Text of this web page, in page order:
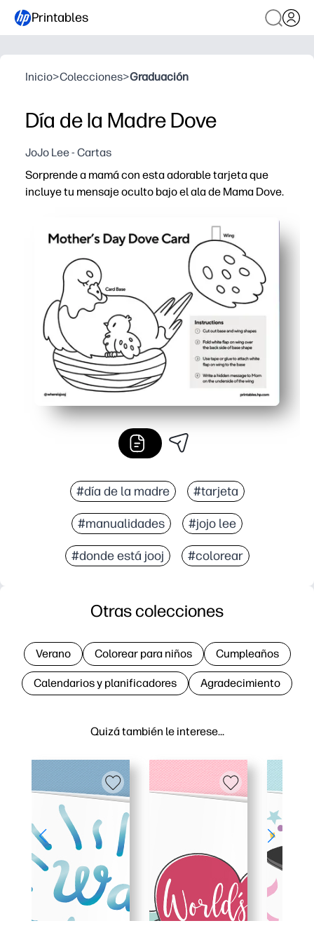
Printables
Inicio>Colecciones>Graduación
Día de la Madre Dove
JoJo Lee - Cartas
Sorprende a mamá con esta adorable tarjeta que
incluye tu mensaje oculto bajo el ala de Mama Dove.
Imprime y listo: solo tienes que añadir crayones o
Sorpresa interactiva: los niños guardan una nota
Desarrollo de habilidades: apoya la práctica con
Recuerdo económico: el diseño en blanco y negro
#día de la madre #tarjeta
#manualidades #jojo lee
#donde está jooj #colorear
Quizá también le interese…
Otras colecciones
Verano Colorear para niños Cumpleaños
Calendarios y planificadores Agradecimiento